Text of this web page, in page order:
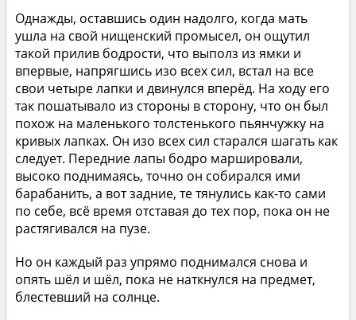
Однажды, оставшись один надолго, когда мать
ушла на свой нищенский промысел, он ощутил
такой прилив бодрости, что выполз из ямки и
впервые, напрягшись изо всех сил, встал на все
свои четыре лапки и двинулся вперёд. На ходу его
так пошатывало из стороны в сторону, что он был
похож на маленького толстенького пьянчужку на
кривых лапках. Он изо всех сил старался шагать как
следует. Передние лапы бодро маршировали,
высоко поднимаясь, точно он собирался ими
барабанить, а вот задние, те тянулись как-то сами
по себе, всё время отставая до тех пор, пока он не
растягивался на пузе.
Но он каждый раз упрямо поднимался снова и
опять шёл и шёл, пока не наткнулся на предмет,
блестевший на солнце.